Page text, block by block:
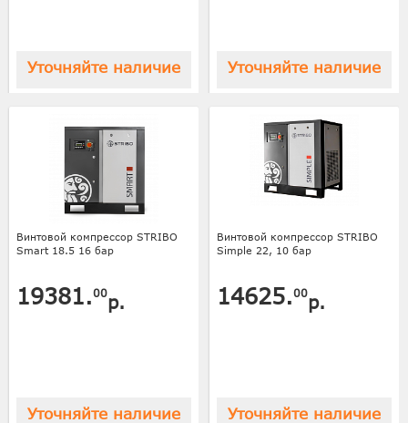
Уточняйте наличие Уточняйте наличие
Винтовой компрессор STRIBO
Smart 18.5 16 бар
19381.00р.
Уточняйте наличие
Винтовой компрессор STRIBO
Simple 22, 10 бар
14625.00р.
Уточняйте наличие